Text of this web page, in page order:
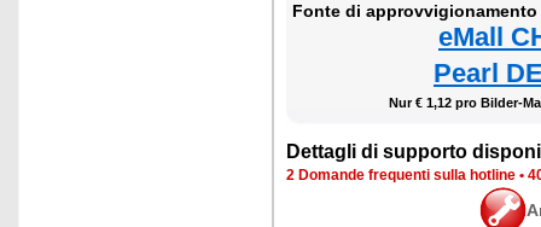
Fonte di approvvigionamento
eMall
Pearl
Nur € 1,12 pro Bilder-
Dettagli di supporto
2 Domande frequenti sulla hotline •